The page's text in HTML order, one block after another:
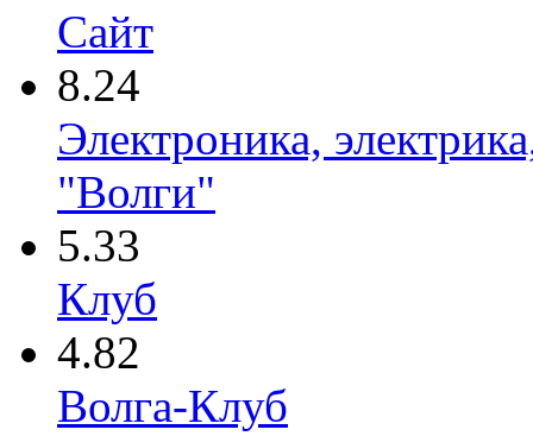
Сайт
8.24
Электроника,
"Волги"
5.33
Клуб
4.82
Волга-Клуб